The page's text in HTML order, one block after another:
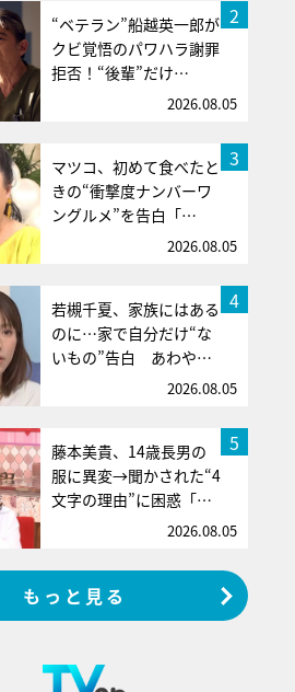
2
“ベテラン”船越英一郎が
クビ覚悟のパワハラ謝罪
拒否！“後輩”だけ…
2026.08.05
3
マツコ、初めて食べたと
きの“衝撃度ナンバーワ
ングルメ”を告白「…
2026.08.05
4
若槻千夏、家族にはある
のに…家で自分だけ“な
いもの”告白 あわや…
2026.08.05
5
藤本美貴、14歳長男の
服に異変→聞かされた“4
文字の理由”に困惑「…
2026.08.05
もっと見る